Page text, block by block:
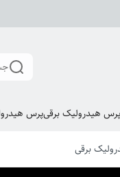
پرس هیدرولیک برقیپرس
برقی